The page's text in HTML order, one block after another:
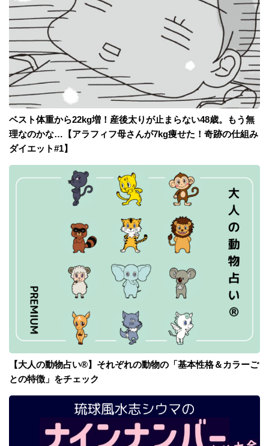
ベスト体重から22kg増！産後太りが止まらない48歳。もう無
理なのかな…【アラフィフ母さんが7kg痩せた！奇跡の仕組み
ダイエット#1】
【大人の動物占い®】それぞれの動物の「基本性格＆カラーご
との特徴」をチェック